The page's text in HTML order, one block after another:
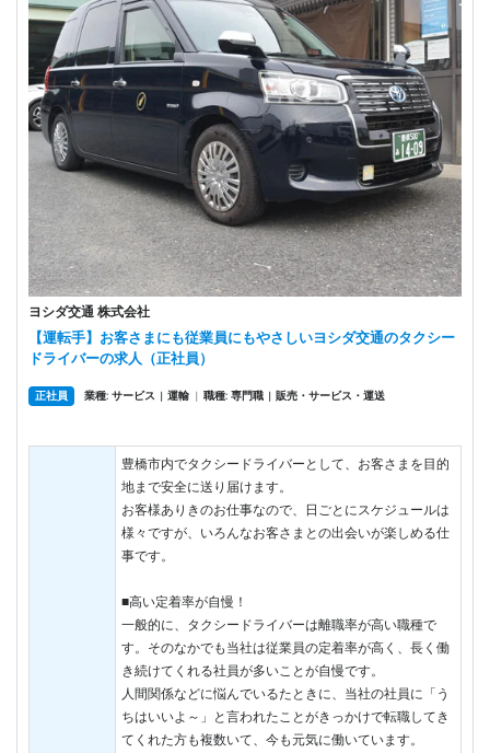
ヨシダ交通 株式会社
【運転手】お客さまにも従業員にもやさしいヨシダ交通のタクシー
ドライバーの求人（正社員）
正社員 業種: サービス | 運輸 | 職種: 専門職 | 販売・サービス・運送
豊橋市内でタクシードライバーとして、お客さまを目的
地まで安全に送り届けます。
お客様ありきのお仕事なので、日ごとにスケジュールは
様々ですが、いろんなお客さまとの出会いが楽しめる仕
事です。
■高い定着率が自慢！
一般的に、タクシードライバーは離職率が高い職種で
す。そのなかでも当社は従業員の定着率が高く、長く働
き続けてくれる社員が多いことが自慢です。
人間関係などに悩んでいるたときに、当社の社員に「う
ちはいいよ～」と言われたことがきっかけで転職してき
てくれた方も複数いて、今も元気に働いています。